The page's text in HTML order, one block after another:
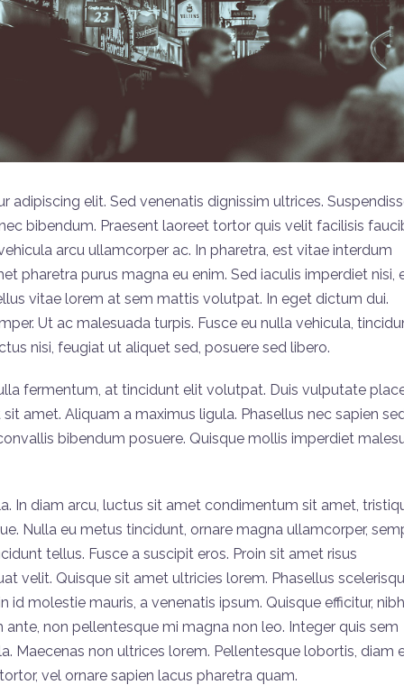
elit. Sed venenatis dignissim ultrices.
bibendum. Praesent laoreet tortor quis velit facilisis
arcu ullamcorper ac. In pharetra, est vitae interdum
pharetra purus magna eu enim. Sed iaculis imperdiet nisi,
vitae lorem at sem mattis volutpat. In eget dictum dui.
Ut ac malesuada turpis. Fusce eu nulla vehicula,
nisi, feugiat ut aliquet sed, posuere sed libero.
fermentum, at tincidunt elit volutpat. Duis vulputate
amet. Aliquam a maximus ligula. Phasellus nec sapien
bibendum posuere. Quisque mollis imperdiet
In diam arcu, luctus sit amet condimentum sit amet,
Nulla eu metus tincidunt, ornare magna ullamcorper,
tellus. Fusce a suscipit eros. Proin sit amet risus
velit. Quisque sit amet ultricies lorem. Phasellus
id molestie mauris, a venenatis ipsum. Quisque efficitur,
non pellentesque mi magna non leo. Integer quis sem
Maecenas non ultrices lorem. Pellentesque lobortis, diam
vel ornare sapien lacus pharetra quam.